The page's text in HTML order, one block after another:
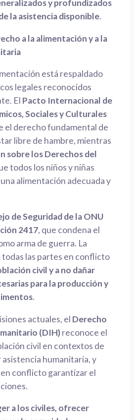
y profundizados
la asistencia disponible.
a la alimentación y a la
está respaldado
legales reconocidos
El Pacto Internacional de
Sociales y Culturales
el derecho fundamental de
libre de hambre, mientras
sobre los Derechos del
todos los niños y niñas
alimentación adecuada y
de Seguridad de la ONU
2417, que condena el
arma de guerra. La
todas las partes en conflicto
civil y a no dañar
para la producción y
.
actuales, el Derecho
(DIH)reconoce el
civil en contextos de
humanitaria, y
conflicto garantizar el
a los civiles, ofrecer